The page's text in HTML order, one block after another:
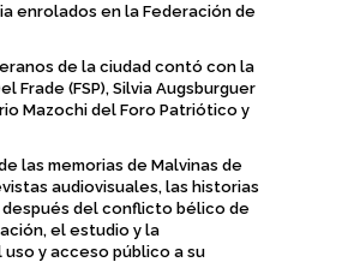
enrolados en la Federación de
de la ciudad contó con la
Frade (FSP), Silvia Augsburguer
Mazochi del Foro Patriótico y
las memorias de Malvinas de
audiovisuales, las historias
del conflicto bélico de
el estudio y la
y acceso público a su